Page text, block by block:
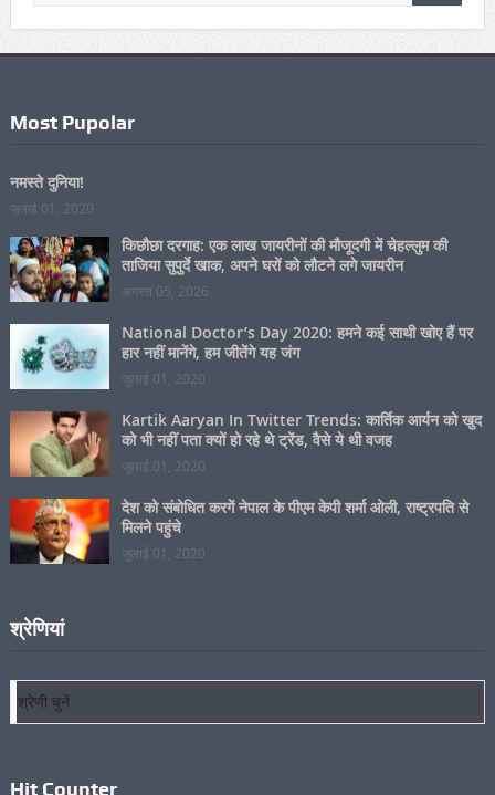
Most Pupolar
नमस्ते दुनिया!
जुलाई 01, 2020
किछौछा दरगाह: एक लाख जायरीनों की मौजूदगी में चेहल्लुम की
ताजिया सुपुर्दे खाक, अपने घरों को लौटने लगे जायरीन
अगस्त 05, 2026
National Doctor’s Day 2020: हमने कई साथी खोए हैं पर
जुलाई 01, 2020
Kartik Aaryan In Twitter Trends: कार्तिक आर्यन को खुद
को भी नहीं पता क्यों हो रहे थे ट्रेंड, वैसे ये थी वजह
जुलाई 01, 2020
देश को संबोधित करगें नेपाल के पीएम केपी शर्मा ओली, राष्ट्रपति से
श्रेणियां